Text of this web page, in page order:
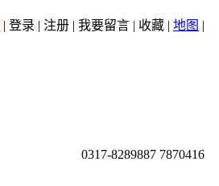
| 登录 | 注册 | 我要留言 | 收藏 | 地图 |
0317-8289887 7870416